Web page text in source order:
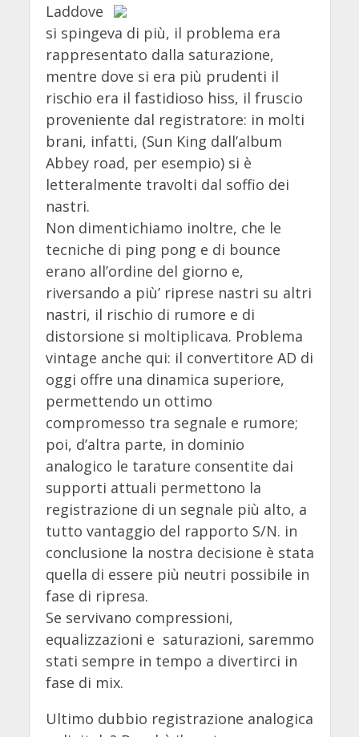
Laddove
si spingeva di più, il problema era
rappresentato dalla saturazione,
mentre dove si era più prudenti il
rischio era il fastidioso hiss, il fruscio
proveniente dal registratore: in molti
brani, infatti, (Sun King dall’album
Abbey road, per esempio) si è
letteralmente travolti dal soffio dei
nastri.
Non dimentichiamo inoltre, che le
tecniche di ping pong e di bounce
erano all’ordine del giorno e,
riversando a più’ riprese nastri su altri
nastri, il rischio di rumore e di
distorsione si moltiplicava. Problema
vintage anche qui: il convertitore AD di
oggi offre una dinamica superiore,
permettendo un ottimo
compromesso tra segnale e rumore;
poi, d’altra parte, in dominio
analogico le tarature consentite dai
supporti attuali permettono la
registrazione di un segnale più alto, a
tutto vantaggio del rapporto S/N. in
conclusione la nostra decisione è stata
quella di essere più neutri possibile in
fase di ripresa.
Se servivano compressioni,
equalizzazioni e saturazioni, saremmo
stati sempre in tempo a divertirci in
fase di mix.
Ultimo dubbio registrazione analogica